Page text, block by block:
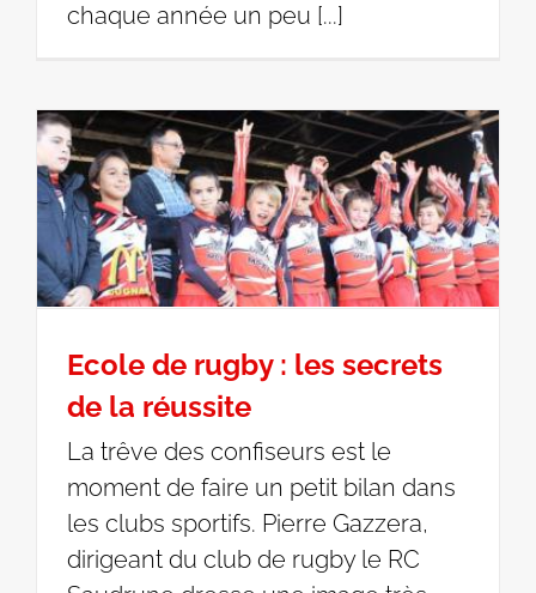
chaque année un peu [...]
Ecole de rugby : les secrets
de la réussite
La trêve des confiseurs est le
moment de faire un petit bilan dans
les clubs sportifs. Pierre Gazzera,
dirigeant du club de rugby le RC